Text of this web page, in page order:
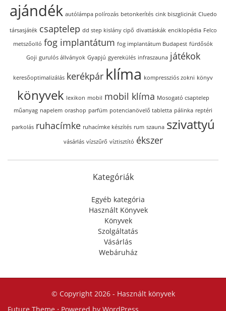
ajándék autólámpa polírozás betonkerítés cink biszglicinát Cluedo
társasjáték csaptelep dd step kislány cipő divattáskák enciklopédia Felco
metszőolló fog implantátum fog implantátum Budapest fürdősók
Goji gurulós állványok Gyapjú gyerekülés infraszauna játékok
keresőoptimalizálás kerékpár klíma kompressziós zokni könyv
könyvek lexikon mobil mobil klíma Mosogató csaptelep
műanyag napelem orashop parfüm potencianövelő tabletta pálinka reptéri
parkolás ruhacímke ruhacímke készítés rum szauna szivattyú
vásárlás vízszűrő víztisztító ékszer
Kategóriák
Egyéb kategória
Használt Könyvek
Könyvek
Szolgáltatás
Vásárlás
Webáruház
© Copyright 2026 - Használt könyvek